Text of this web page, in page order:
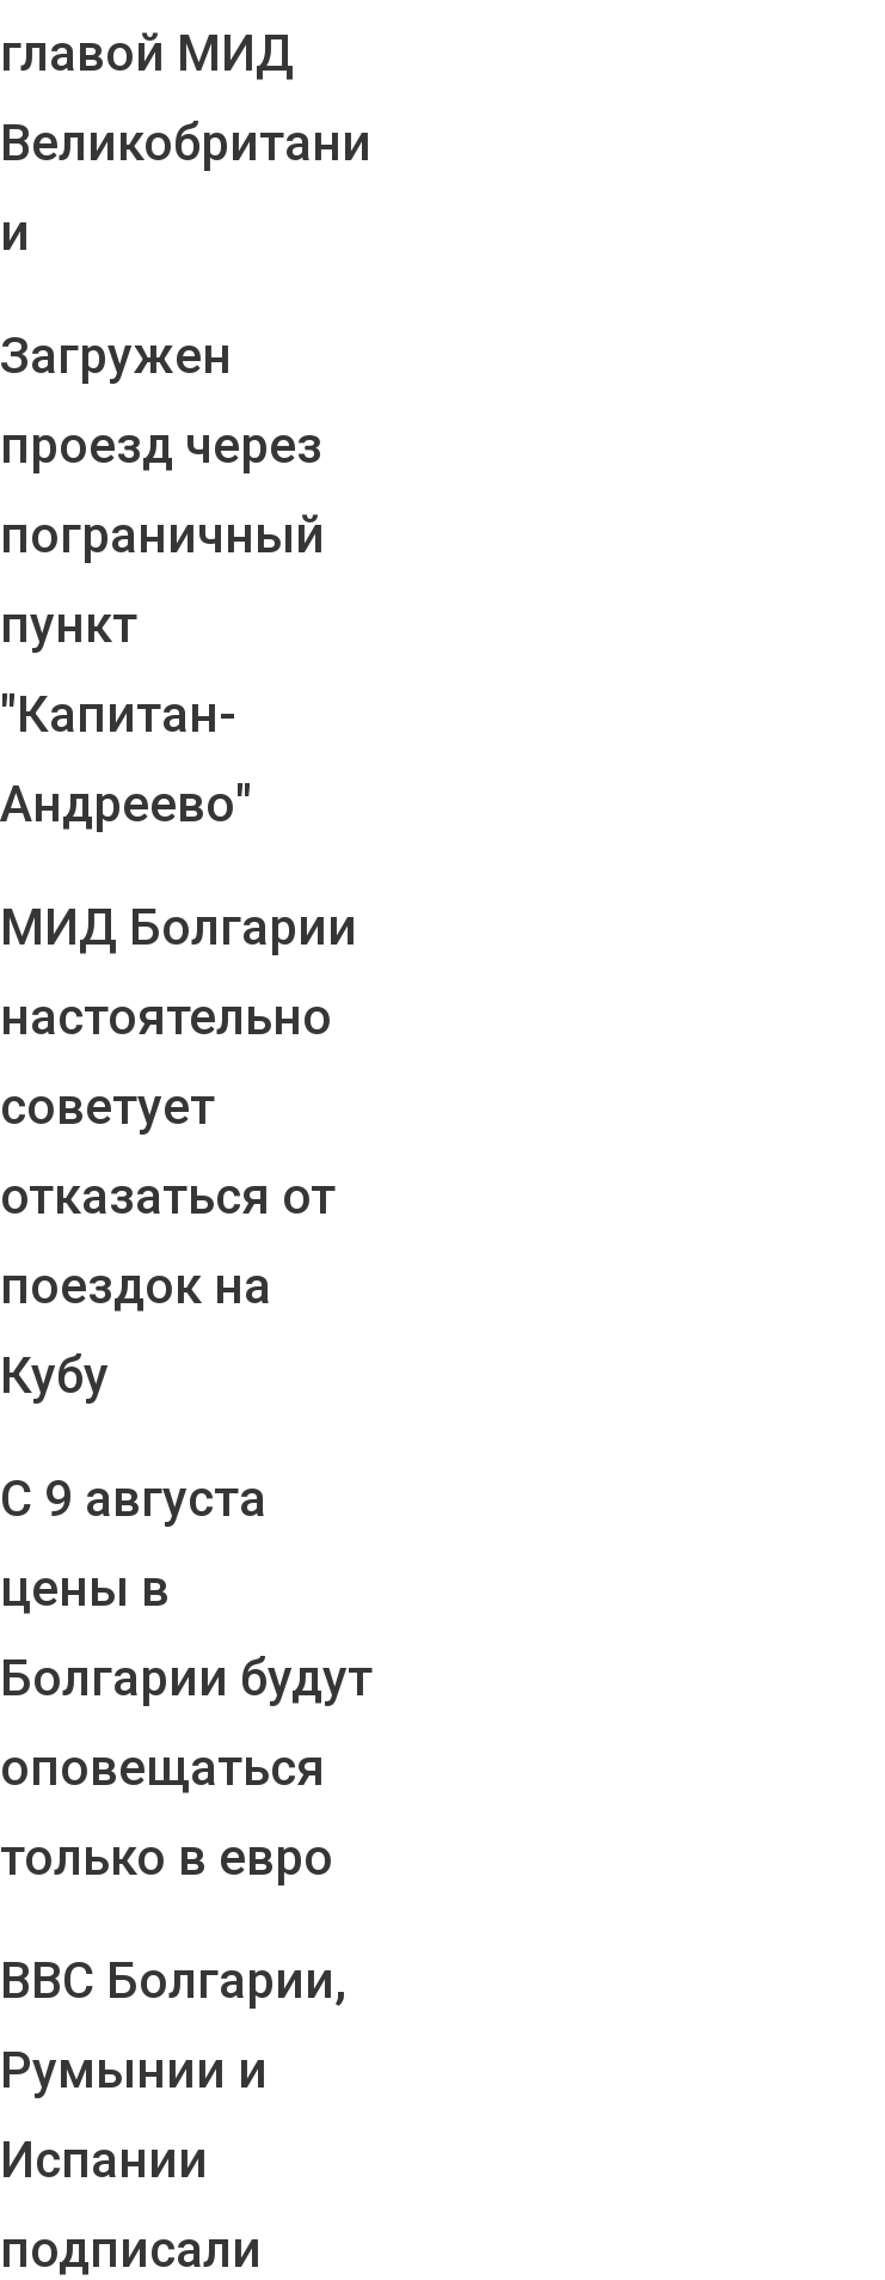
главой МИД
Великобритани
и
Загружен
проезд через
пограничный
пункт
"Капитан-
Андреево"
МИД Болгарии
настоятельно
советует
отказаться от
поездок на
Кубу
С 9 августа
цены в
Болгарии будут
оповещаться
только в евро
ВВС Болгарии,
Румынии и
Испании
подписали